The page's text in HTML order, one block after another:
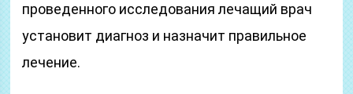
проведенного исследования лечащий врач
установит диагноз и назначит правильное
лечение.